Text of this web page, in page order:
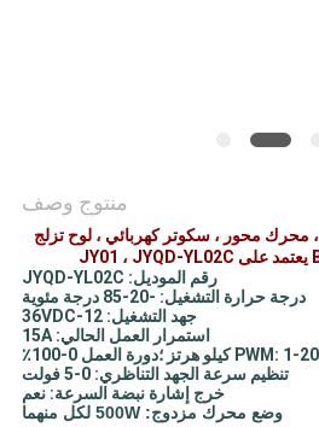
منتوج وصف
كرسي متحرك 12-13VDC ، محرك محور ، سكوتر كهربائي ، لوح تزلج
رقم الموديل: JYQD-YL02C
درجة حرارة التشغيل: -20-85 درجة مئوية
جهد التشغيل: 12-36VDC
استمرار العمل الحالي: 15A
تنظيم سرعة الجهد التناظري: 0-5 فولت
خرج إشارة نبضة السرعة: نعم
وضع محرك مزدوج: 500W لكل منهما